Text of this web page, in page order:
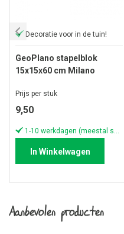
Decoratie voor in de tuin!
GeoPlano stapelblok
15x15x60 cm Milano
Prijs per stuk
9,50
In Winkelwagen
Aanbevolen producten